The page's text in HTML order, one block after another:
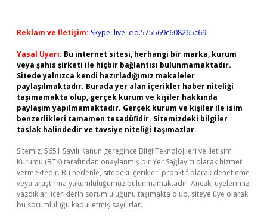
Reklam ve İletişim: Skype: live:.cid.575569c608265c69
Yasal Uyarı: Bu internet sitesi, herhangi bir marka, kurum
veya şahıs şirketi ile hiçbir bağlantısı bulunmamaktadır.
Sitede yalnızca kendi hazırladığımız makaleler
paylaşılmaktadır. Burada yer alan içerikler haber niteliği
taşımamakta olup, gerçek kurum ve kişiler hakkında
paylaşım yapılmamaktadır. Gerçek kurum ve kişiler ile isim
benzerlikleri tamamen tesadüfidir. Sitemizdeki bilgiler
taslak halindedir ve tavsiye niteliği taşımazlar.
Sitemiz, 5651 Sayılı Kanun gereğince Bilgi Teknolojileri ve İletişim
Kurumu (BTK) tarafından onaylanmış bir Yer Sağlayıcı olarak hizmet
vermektedir. Bu nedenle, sitedeki içerikleri proaktif olarak denetleme
veya araştırma yükümlülüğümüz bulunmamaktadır. Ancak, üyelerimiz
yazdıkları içeriklerin sorumluluğunu taşımakta olup, siteye üye olarak
bu sorumluluğu kabul etmiş sayılırlar.